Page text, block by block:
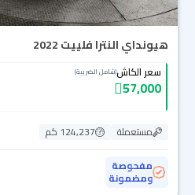
هيونداي النترا فلييت 2022
سعر الكاش(شامل الضريبة)
57,000
مستعملة
124,237 كم
مفحوصة
ومضمونة